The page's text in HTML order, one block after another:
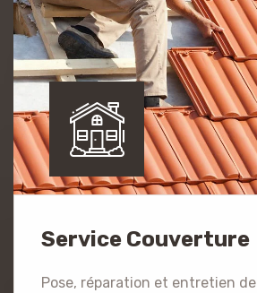
Service Couverture
Pose, réparation et entretien